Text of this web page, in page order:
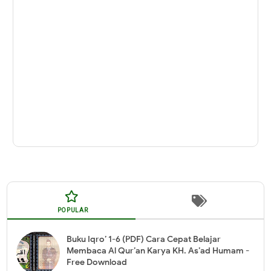
POPULAR
Buku Iqro’ 1-6 (PDF) Cara Cepat Belajar
Membaca Al Qur’an Karya KH. As’ad Humam -
Free Download